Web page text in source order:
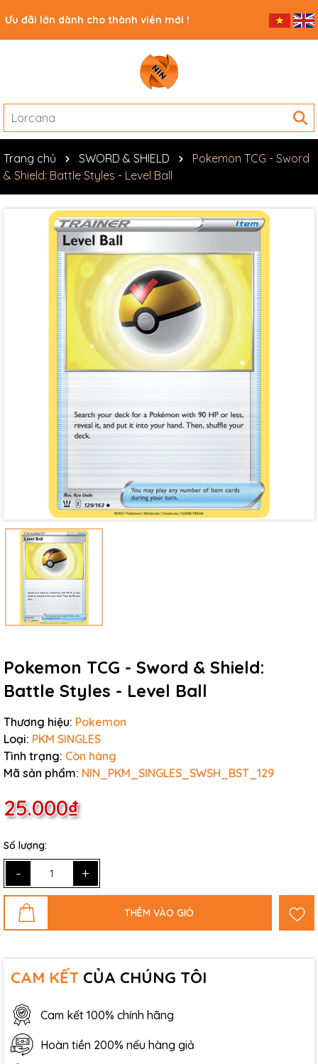
Ưu đãi lớn dành cho thành viên mới !
Trang chủ SWORD & SHIELD
Pokemon TCG - Sword
& Shield: Battle Styles - Level Ball
Pokemon TCG - Sword & Shield:
Battle Styles - Level Ball
Thương hiệu: Pokemon
Loại: PKM SINGLES
Tình trạng: Còn hàng
Mã sản phẩm: NIN_PKM_SINGLES_SWSH_BST_129
25.000₫
Số lượng:
- +
THÊM VÀO GIỎ
CAM KẾT CỦA CHÚNG TÔI
Cam kết 100% chính hãng
Hoàn tiền 200% nếu hàng giả
Mã giảm giá:
Ngày hết hạn:
Điều kiện: